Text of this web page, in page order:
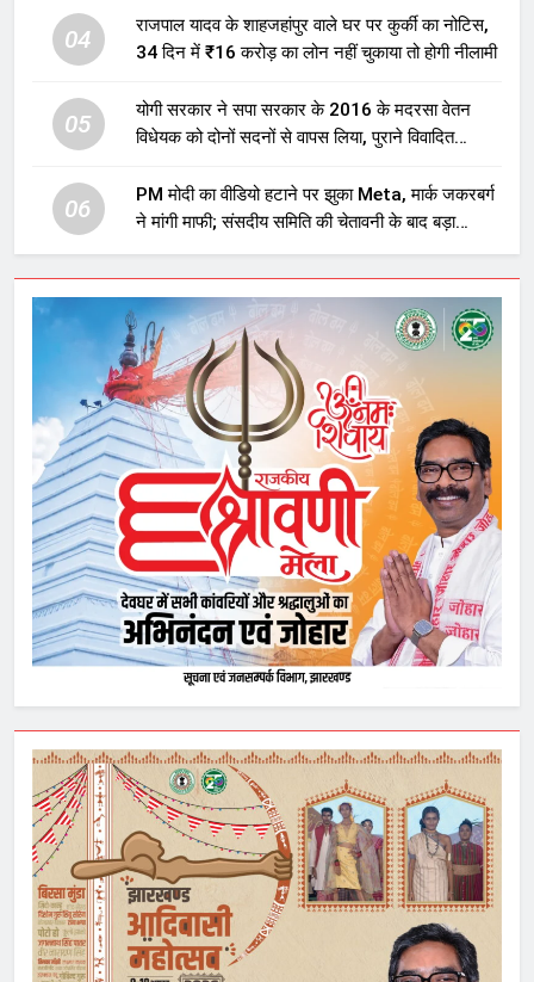
04
राजपाल यादव के शाहजहांपुर वाले घर पर कुर्की का नोटिस,
34 दिन में ₹16 करोड़ का लोन नहीं चुकाया तो होगी नीलामी
05
योगी सरकार ने सपा सरकार के 2016 के मदरसा वेतन
विधेयक को दोनों सदनों से वापस लिया, पुराने विवादित
06
PM मोदी का वीडियो हटाने पर झुका Meta, मार्क जकरबर्ग
ने मांगी माफी; संसदीय समिति की चेतावनी के बाद बड़ा
घटनाक्रम